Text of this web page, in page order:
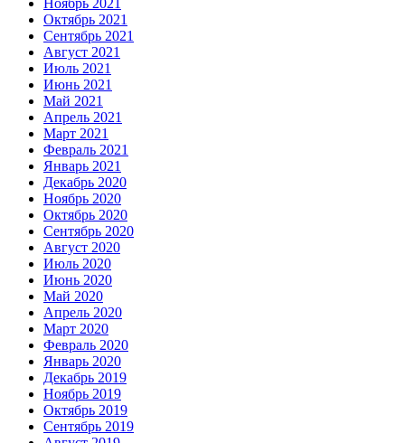
Ноябрь 2021
Октябрь 2021
Сентябрь 2021
Август 2021
Июль 2021
Июнь 2021
Май 2021
Апрель 2021
Март 2021
Февраль 2021
Январь 2021
Декабрь 2020
Ноябрь 2020
Октябрь 2020
Сентябрь 2020
Август 2020
Июль 2020
Июнь 2020
Май 2020
Апрель 2020
Март 2020
Февраль 2020
Январь 2020
Декабрь 2019
Ноябрь 2019
Октябрь 2019
Сентябрь 2019